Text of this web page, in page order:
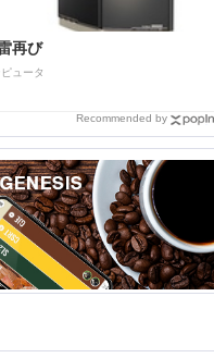
再び
ュータ
Recommended by